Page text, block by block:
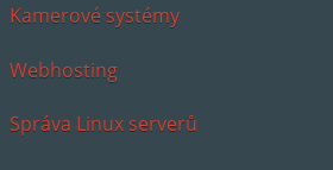
Kamerové systémy
Webhosting
Správa Linux serverů